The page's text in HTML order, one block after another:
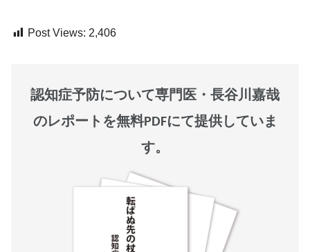
Post Views: 2,406
認知症予防について専門医・長谷川嘉哉
のレポートを無料PDFにて提供していま
す。